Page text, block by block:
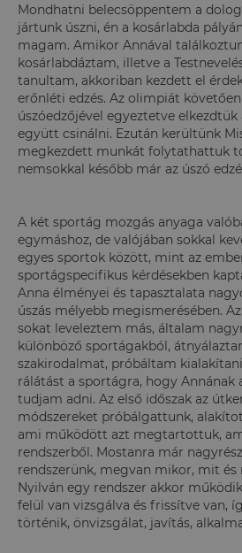
Mondhatni belecsöppentem a
jártunk úszni, én a kosárlabda
magam. Amikor Annával
kosárlabdáztam, illetve a
tanultam, akkoriban kezdett el
erőnléti edzés. Az olimpiát
úszóedzőjével egyeztetve
együtt csinálni. Ezután kerültünk
megkezdett munkát folytathattuk
nemsokkal később már az úszó
A két sportág mozgás anyaga
egymáshoz, de valójában sokkal
egyes sportok között, mint az
sportágspecifikus kérdésekben
Anna élményei és tapasztalata
úszás mélyebb megismerésében.
sokat leveleztem más, általam
különböző sportágakból,
szakirodalmat, próbáltam
rálátást a sportágra, hogy Annának
tudjam adni. Az első időszak az
módszereket próbálgattunk,
ami működött azt megtartottuk,
rendszerből. Mostanra már
rendszerünk, megvan mikor, mit és
Nyilván egy rendszer akkor
felül van vizsgálva és frissítve van,
történik, önvizsgálat, javítás,